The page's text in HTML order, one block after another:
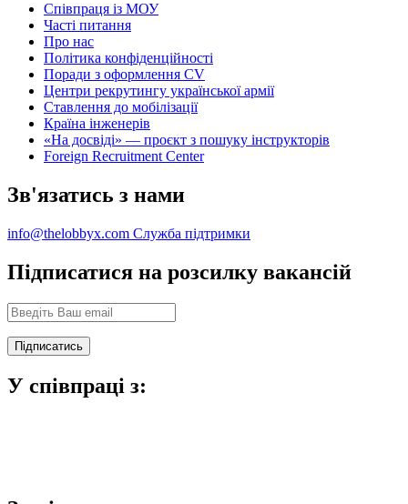
Співпраця із МОУ
Часті питання
Про нас
Політика конфіденційності
Поради з оформлення CV
Центри рекрутингу української армії
Ставлення до мобілізації
Країна інженерів
«На досвіді» — проєкт з пошуку інструкторів
Foreign Recruitment Center
Зв'язатись з нами
info@thelobbyx.com Служба підтримки
Підписатися на розсилку вакансій
У співпраці з: